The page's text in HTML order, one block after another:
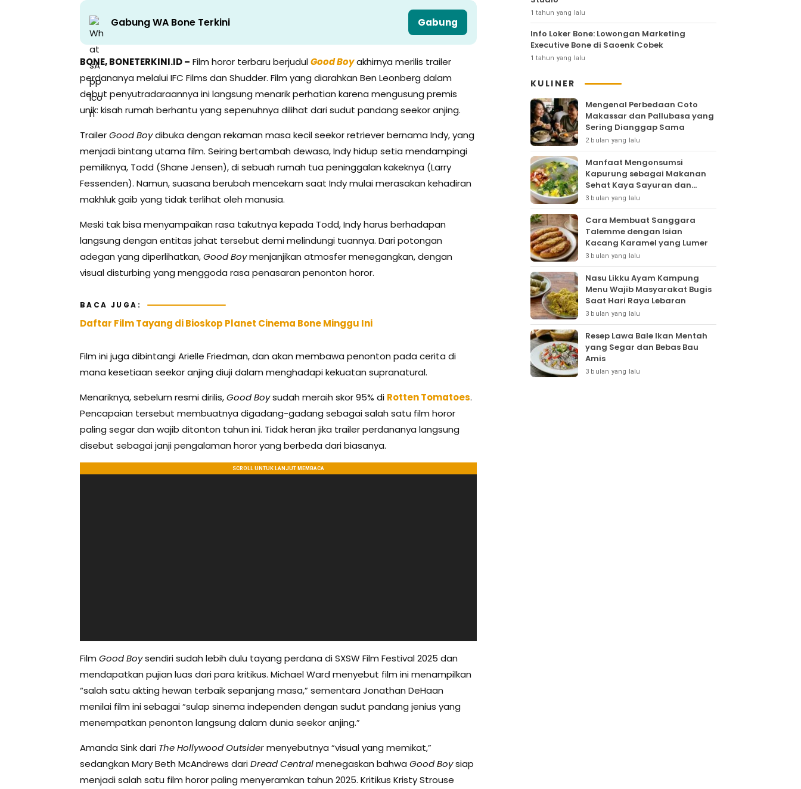
Gabung WA Bone Terkini Gabung
BONE, BONETERKINI.ID – Film horor terbaru berjudulGood Boyakhirnya merilis trailer
perdananya melalui IFC Films dan Shudder. Film yang diarahkan Ben Leonberg dalam
debut penyutradaraannya ini langsung menarik perhatian karena mengusung premis
unik: kisah rumah berhantu yang sepenuhnya dilihat dari sudut pandang seekor anjing.
TrailerGood Boydibuka dengan rekaman masa kecil seekor retriever bernama Indy, yang
menjadi bintang utama film. Seiring bertambah dewasa, Indy hidup setia mendampingi
pemiliknya, Todd (Shane Jensen), di sebuah rumah tua peninggalan kakeknya (Larry
Fessenden). Namun, suasana berubah mencekam saat Indy mulai merasakan kehadiran
makhluk gaib yang tidak terlihat oleh manusia.
Meski tak bisa menyampaikan rasa takutnya kepada Todd, Indy harus berhadapan
langsung dengan entitas jahat tersebut demi melindungi tuannya. Dari potongan
adegan yang diperlihatkan,Good Boymenjanjikan atmosfer menegangkan, dengan
visual disturbing yang menggoda rasa penasaran penonton horor.
BACA JUGA:
Daftar Film Tayang di Bioskop Planet Cinema Bone Minggu Ini
Film ini juga dibintangi Arielle Friedman, dan akan membawa penonton pada cerita di
mana kesetiaan seekor anjing diuji dalam menghadapi kekuatan supranatural.
Menariknya, sebelum resmi dirilis,Good Boysudah meraih skor 95% di Rotten Tomatoes.
Pencapaian tersebut membuatnya digadang-gadang sebagai salah satu film horor
paling segar dan wajib ditonton tahun ini. Tidak heran jika trailer perdananya langsung
disebut sebagai janji pengalaman horor yang berbeda dari biasanya.
Film Good Boysendiri sudah lebih dulu tayang perdana di SXSW Film Festival 2025 dan
mendapatkan pujian luas dari para kritikus. Michael Ward menyebut film ini menampilkan
“salah satu akting hewan terbaik sepanjang masa,” sementara Jonathan DeHaan
menilai film ini sebagai “sulap sinema independen dengan sudut pandang jenius yang
menempatkan penonton langsung dalam dunia seekor anjing.”
Amanda Sink dari The Hollywood Outsidermenyebutnya “visual yang memikat,”
sedangkan Mary Beth McAndrews dariDread Centralmenegaskan bahwa Good Boysiap
menjadi salah satu film horor paling menyeramkan tahun 2025. Kritikus Kristy Strouse
1 tahun yang lalu
Info Loker Bone: Lowongan Marketing
Executive Bone di Saoenk Cobek
1 tahun yang lalu
KULINER
Mengenal Perbedaan Coto
Makassar dan Pallubasa yang
Sering Dianggap Sama
2 bulan yang lalu
Manfaat Mengonsumsi
Kapurung sebagai Makanan
Sehat Kaya Sayuran dan
Protein
3 bulan yang lalu
Cara Membuat Sanggara
Talemme dengan Isian
Kacang Karamel yang Lumer
3 bulan yang lalu
Nasu Likku Ayam Kampung
Menu Wajib Masyarakat Bugis
Saat Hari Raya Lebaran
3 bulan yang lalu
Resep Lawa Bale Ikan Mentah
yang Segar dan Bebas Bau
Amis
3 bulan yang lalu